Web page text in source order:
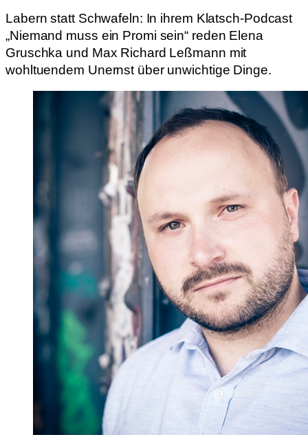
Labern statt Schwafeln: In ihrem Klatsch-Podcast
„Niemand muss ein Promi sein“ reden Elena
Gruschka und Max Richard Leßmann mit
wohltuendem Unernst über unwichtige Dinge.